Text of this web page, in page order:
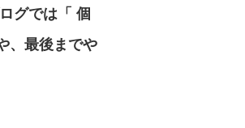
グでは「 個
、最後までや